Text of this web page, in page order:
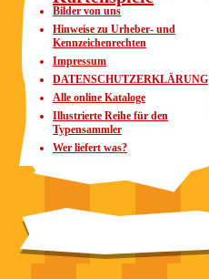
Bilder von uns
Hinweise zu Urheber- und
Kennzeichenrechten
Impressum
DATENSCHUTZERKLÄRUNG
Alle online Kataloge
Illustrierte Reihe für den
Typensammler
Wer liefert was?